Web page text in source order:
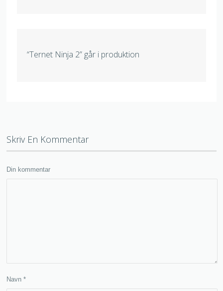
“Ternet Ninja 2” går i produktion
Skriv En Kommentar
Din kommentar
Navn*